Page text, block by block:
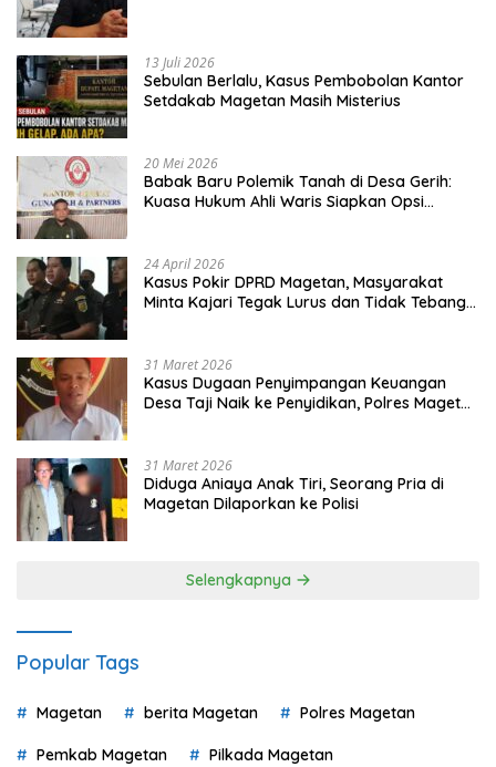
13 Juli 2026
Sebulan Berlalu, Kasus Pembobolan Kantor
Setdakab Magetan Masih Misterius
20 Mei 2026
Babak Baru Polemik Tanah di Desa Gerih:
Kuasa Hukum Ahli Waris Siapkan Opsi
24 April 2026
Kasus Pokir DPRD Magetan, Masyarakat
Minta Kajari Tegak Lurus dan Tidak Tebang
31 Maret 2026
Kasus Dugaan Penyimpangan Keuangan
Desa Taji Naik ke Penyidikan, Polres Magetan
31 Maret 2026
Diduga Aniaya Anak Tiri, Seorang Pria di
Magetan Dilaporkan ke Polisi
Selengkapnya
Popular Tags
Magetan berita Magetan Polres Magetan
Pemkab Magetan Pilkada Magetan